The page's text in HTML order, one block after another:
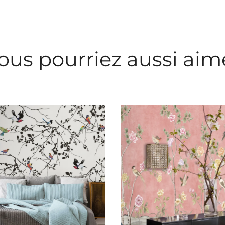
pourriez aussi